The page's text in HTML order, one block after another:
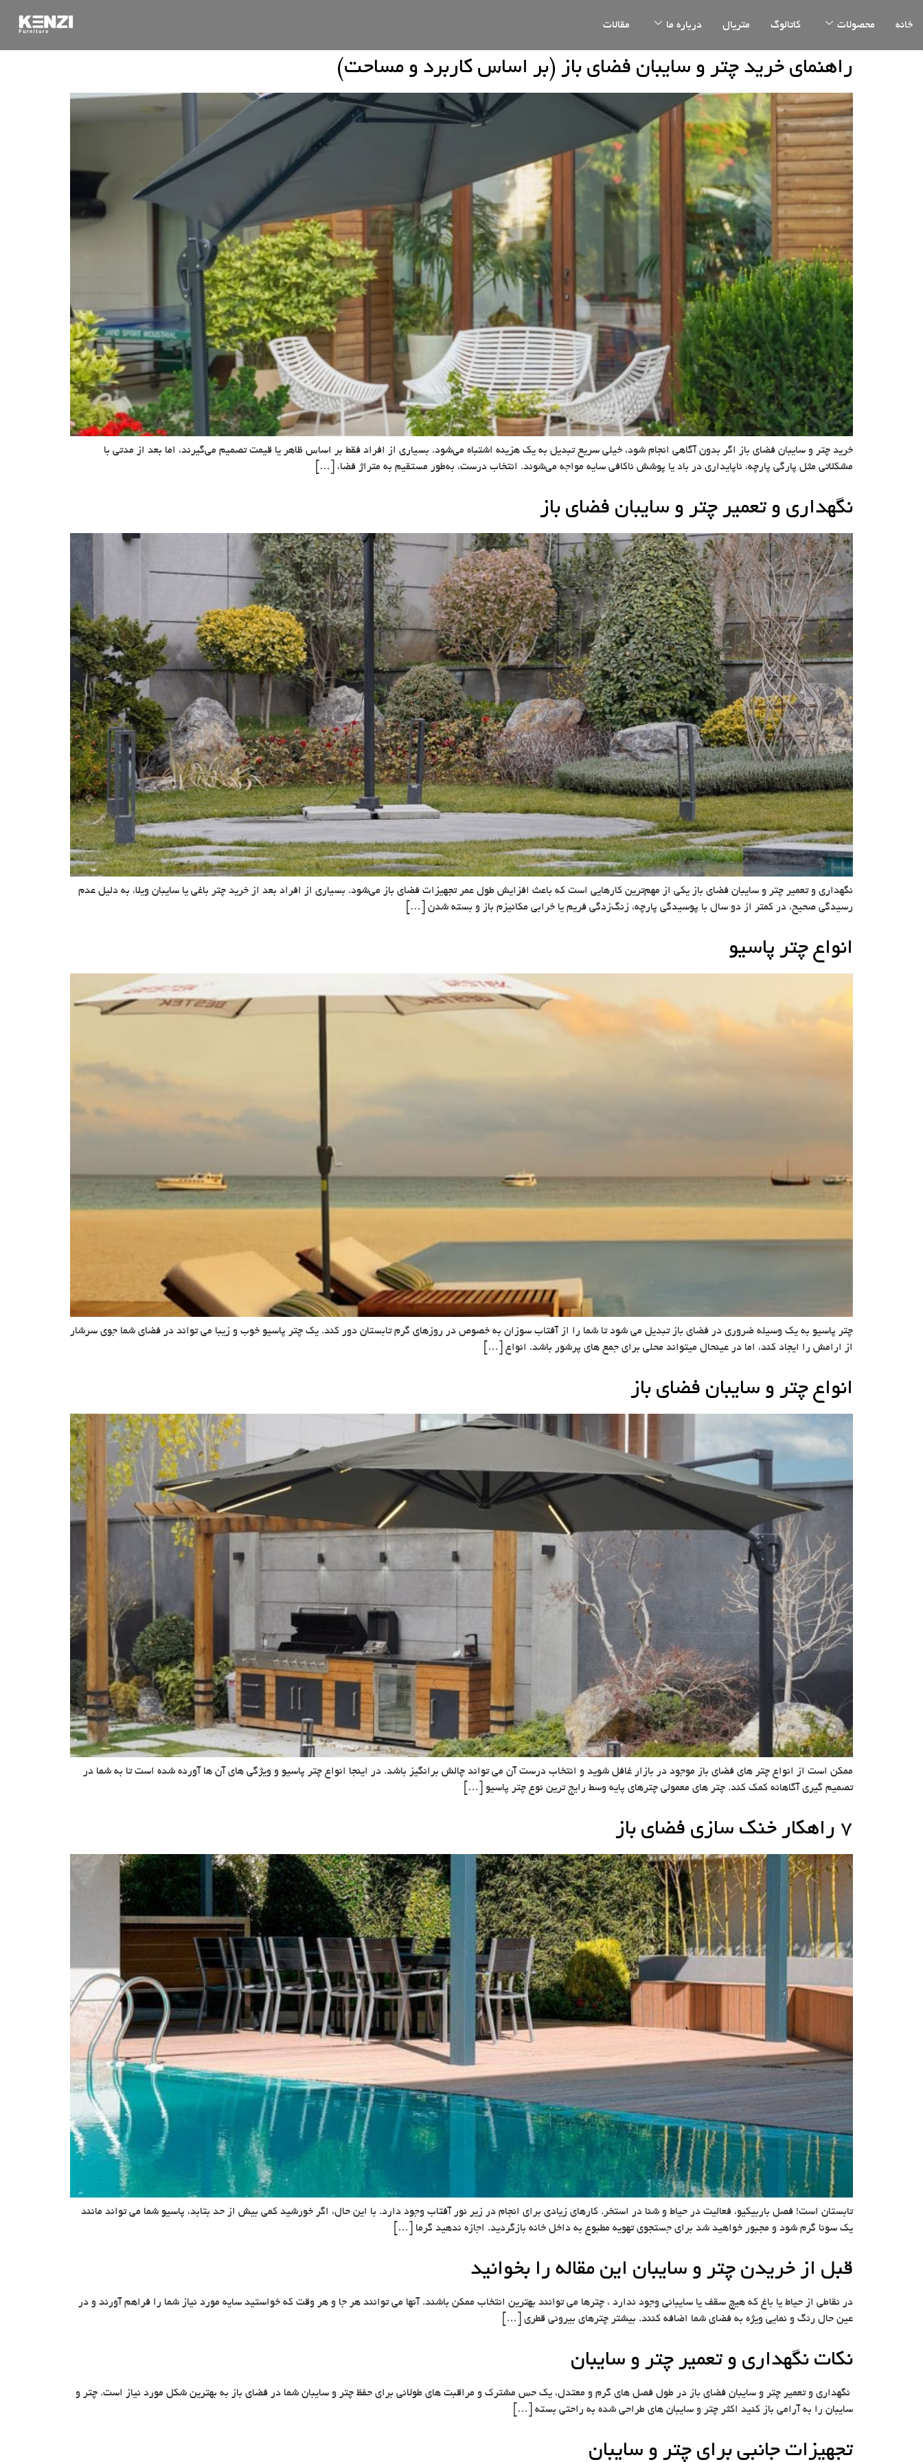
خانه محصولات کاتالوگ متریال درباره ما مقالات
راهنمای خرید چتر و سایبان فضای باز (بر اساس کاربرد و مساحت)
خرید چتر و سایبان فضای باز اگر بدون آگاهی انجام شود، خیلی سریع تبدیل به یک هزینه اشتباه می‌شود. بسیاری از افراد فقط بر اساس ظاهر یا قیمت تصمیم می‌گیرند، اما بعد از مدتی با
مشکلاتی مثل پارگی پارچه، ناپایداری در باد یا پوشش ناکافی سایه مواجه می‌شوند. انتخاب درست، به‌طور مستقیم به متراژ فضا، […]
نگهداری و تعمیر چتر و سایبان فضای باز
نگهداری و تعمیر چتر و سایبان فضای باز یکی از مهم‌ترین کارهایی است که باعث افزایش طول عمر تجهیزات فضای باز می‌شود. بسیاری از افراد بعد از خرید چتر باغی یا سایبان ویلا، به دلیل عدم
رسیدگی صحیح، در کمتر از دو سال با پوسیدگی پارچه، زنگ‌زدگی فریم یا خرابی مکانیزم باز و بسته شدن […]
انواع چتر پاسیو
چتر پاسیو به یک وسیله ضروری در فضای باز تبدیل می شود تا شما را از آفتاب سوزان به خصوص در روزهای گرم تابستان دور کند. یک چتر پاسیو خوب و زیبا می تواند در فضای شما جوی سرشار
از ارامش را ایجاد کند، اما در عینحال میتواند محلی برای جمع های پرشور باشد. انواع […]
انواع چتر و سایبان فضای باز
ممکن است از انواع چتر های فضای باز موجود در بازار غافل شوید و انتخاب درست آن می تواند چالش برانگیز باشد. در اینجا انواع چتر پاسیو و ویژگی های آن ها آورده شده است تا به شما در
تصمیم گیری آگاهانه کمک کند. چتر های معمولی چترهای پایه وسط رایج ترین نوع چتر پاسیو […]
7 راهکار خنک سازی فضای باز
تابستان است! فصل باربیکیو، فعالیت در حیاط و شنا در استخر. کارهای زیادی برای انجام در زیر نور آفتاب وجود دارد. با این حال، اگر خورشید کمی بیش از حد بتابد، پاسیو شما می تواند مانند
یک سونا گرم شود و مجبور خواهید شد برای جستجوی تهویه مطبوع به داخل خانه بازگردید. اجازه ندهید گرما […]
قبل از خریدن چتر و سایبان این مقاله را بخوانید
در نقاطی از حیاط یا باغ که هیچ سقف یا سایبانی وجود ندارد ، چترها می توانند بهترین انتخاب ممکن باشند. آنها می توانند هر جا و هر وقت که خواستید سایه مورد نیاز شما را فراهم آورند و در
عین حال رنگ و نمایی ویژه به فضای شما اضافه کنند. بیشتر چترهای بیرونی قطری […]
نکات نگهداری و تعمیر چتر و سایبان
نگهداری و تعمیر چتر و سایبان فضای باز در طول فصل های گرم و معتدل، یک حس مشترک و مراقبت های طولانی برای حفظ چتر و سایبان شما در فضای باز به بهترین شکل مورد نیاز است. چتر و
سایبان را به آرامی باز کنید اکثر چتر و سایبان های طراحی شده به راحتی بسته […]
تجهیزات جانبی برای چتر و سایبان